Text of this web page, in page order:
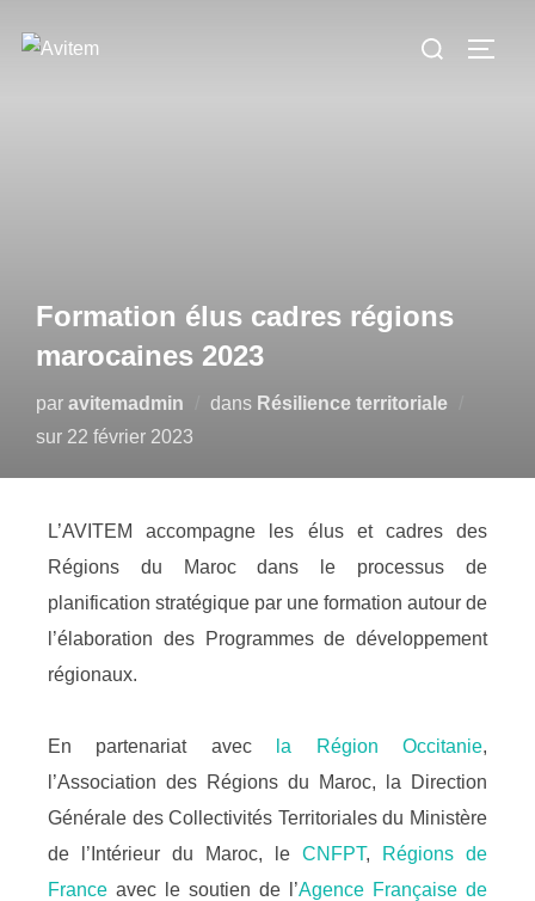
Formation élus cadres régions
marocaines 2023
par avitemadmin dans Résilience territoriale
sur 22 février 2023
L’AVITEM accompagne les élus et cadres des
Régions du Maroc dans le processus de
planification stratégique par une formation autour de
l’élaboration des Programmes de développement
régionaux.
En partenariat avec la Région Occitanie,
l’Association des Régions du Maroc, la Direction
Générale des Collectivités Territoriales du Ministère
de l’Intérieur du Maroc, le CNFPT,
Régions de
France avec le soutien de l’Agence Française de